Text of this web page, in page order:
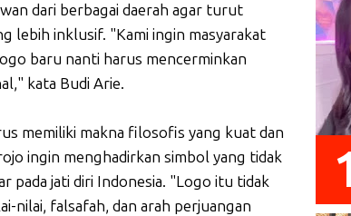
dari berbagai daerah agar turut
lebih inklusif. "Kami ingin masyarakat
baru nanti harus mencerminkan
kata Budi Arie.
memiliki makna filosofis yang kuat dan
ingin menghadirkan simbol yang tidak
pada jati diri Indonesia. "Logo itu tidak
nilai, falsafah, dan arah perjuangan